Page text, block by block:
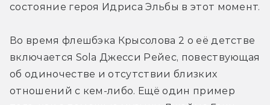
состояние героя Идриса Эльбы в этот момент.
Во время флешбэка Крысолова 2 о её детстве
включается Sola Джесси Рейес, повествующая
об одиночестве и отсутствии близких
отношений с кем-либо. Ещё один пример